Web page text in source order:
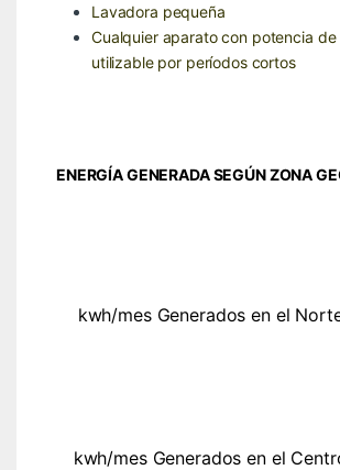
Lavadora pequeña
Cualquier aparato con potencia
utilizable por períodos cortos
ENERGÍA GENERADA SEGÚN ZONA
kwh/mes Generados en el
kwh/mes Generados en el